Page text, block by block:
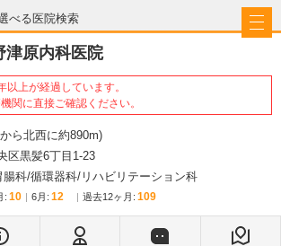
べる医院検索
び
津原内科医院
上が経過しています。
関に直接ご確認ください。
ら北西に約890m)
区黒髪6丁目1-23
腸科 循環器科 リハビリテーション科
: 10 6月 : 12 過去12ヶ月: 109